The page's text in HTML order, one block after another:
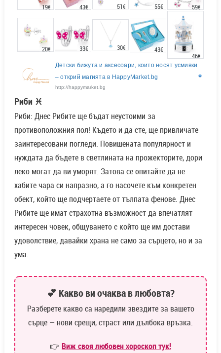
19€ 43€ 51€ 55€ 59€
20€ 33€ 30€
43€
46€
Детски бижута и аксесоари, които носят усмивки
– открий магията в HappyMarket.bg
http://happymarket.bg
Риби ♓
Риби: Днес Рибите ще бъдат неустоими за
противоположния пол! Където и да сте, ще привличате
заинтересовани погледи. Повишената популярност и
нуждата да бъдете в светлината на прожекторите, дори
леко могат да ви уморят. Затова се опитайте да не
хабите чара си напразно, а го насочете към конкретен
обект, който ще подчертаете от тълпата фенове. Днес
Рибите ще имат страхотна възможност да впечатлят
интересен човек, общуването с който ще им достави
удоволствие, давайки храна не само за сърцето, но и за
ума.
💕 Какво ви очаква в любовта?
Разберете какво са наредили звездите за вашето
сърце — нови срещи, страст или дълбока връзка.
👉 Виж своя любовен хороскоп тук!